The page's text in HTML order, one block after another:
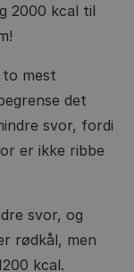
2000 kcal til
to mest
det
svor, fordi
er ikke ribbe
svor, og
rødkål, men
kcal.